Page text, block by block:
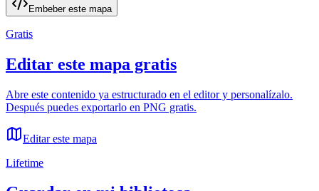
Embeber este mapa
Gratis
Editar este mapa gratis
Abre este contenido ya estructurado en el editor y personalízalo.
Después puedes exportarlo en PNG gratis.
Editar este mapa
Lifetime